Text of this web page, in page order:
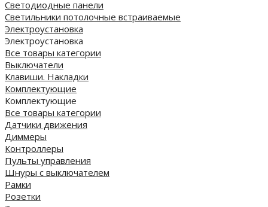
Светодиодные панели
Cветильники потолочные встраиваемые
Электроустановка
Электроустановка
Все товары категории
Выключатели
Клавиши. Накладки
Комплектующие
Комплектующие
Все товары категории
Датчики движения
Диммеры
Контроллеры
Пульты управления
Шнуры с выключателем
Рамки
Розетки